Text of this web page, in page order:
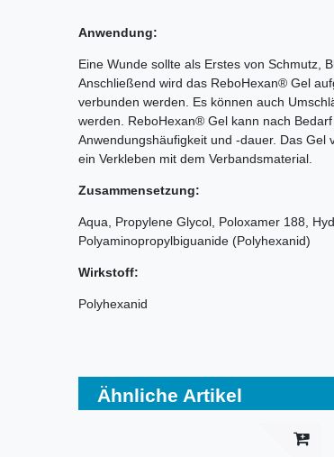
Anwendung:
Eine Wunde sollte als Erstes von Schmutz,
Anschließend wird das ReboHexan® Gel
verbunden werden. Es können auch
werden. ReboHexan® Gel kann nach
Anwendungshäufigkeit und -dauer. Das
ein Verkleben mit dem Verbandsmaterial.
Zusammensetzung:
Aqua, Propylene Glycol, Poloxamer 188,
Polyaminopropylbiguanide (Polyhexanid)
Wirkstoff:
Polyhexanid
Ähnliche Artikel